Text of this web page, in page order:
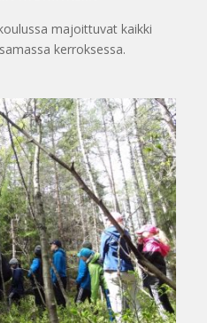
majoittuvat kaikki
kerroksessa.